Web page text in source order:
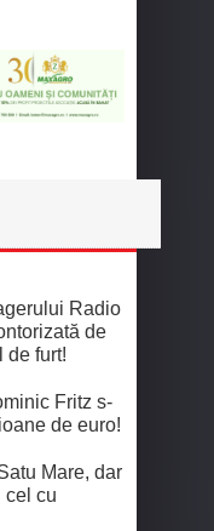
Radio
de
de furt!
Fritz s-
de euro!
Mare, dar
cel cu